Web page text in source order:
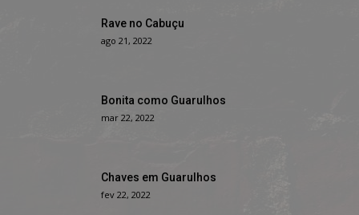
Rave no Cabuçu
ago 21, 2022
Bonita como Guarulhos
mar 22, 2022
Chaves em Guarulhos
fev 22, 2022